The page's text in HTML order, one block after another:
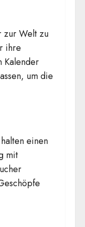
zur Welt zu
ihre
Kalender
um die
einen
mit